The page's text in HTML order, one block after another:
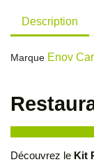
Description
Marque Enov Car
Découvrez le Kit